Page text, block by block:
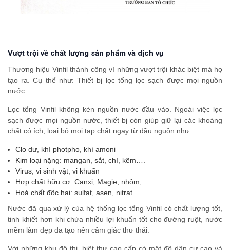
Vượt trội về chất lượng sản phẩm và dịch vụ
Thương hiệu Vinfil thành công vì những vượt trội khác biệt mà họ
tạo ra. Cụ thể như: Thiết bị lọc tổng lọc sạch được mọi nguồn
nước
Lọc tổng Vinfil không kén nguồn nước đầu vào. Ngoài việc lọc
sạch được mọi nguồn nước, thiết bị còn giúp giữ lại các khoáng
chất có ích, loại bỏ mọi tạp chất ngay từ đầu nguồn như:
Clo dư, khí photpho, khí amoni
Kim loại nặng: mangan, sắt, chì, kẽm….
Virus, vi sinh vật, vi khuẩn
Hợp chất hữu cơ: Canxi, Magie, nhôm,…
Hoá chất độc hại: sulfat, asen, nitrat….
Nước đã qua xử lý của hệ thống lọc tổng Vinfil có chất lượng tốt,
tinh khiết hơn khi chứa nhiều lợi khuẩn tốt cho đường ruột, nước
mềm làm đẹp da tạo nên cảm giác thư thái.